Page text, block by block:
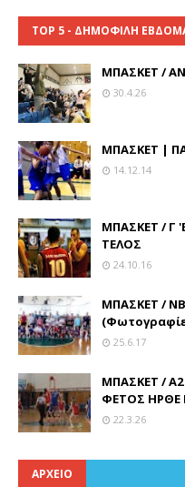
TOP 5 - ΔΗΜΟΦΙΛΗ
ΜΠΑΣΚΕΤ /
30.4.26
ΜΠΑΣΚΕΤ |
14.12.14
ΜΠΑΣΚΕΤ / Γ
ΤΕΛΟΣ
24.10.16
ΜΠΑΣΚΕΤ /
25.6.17
ΜΠΑΣΚΕΤ /
ΦΕΤΟΣ ΗΡΘΕ
22.3.26
ΑΡΧΕΙΟ